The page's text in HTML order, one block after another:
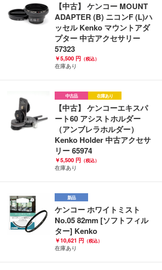
【中古】 ケンコー MOUNT
ADAPTER (B) ニコンF (L)ハ
ッセル Kenko マウントアダ
プター 中古アクセサリー
57323
￥5,500 円 （税込）
在庫あり
中古品 在庫あり
【中古】 ケンコーエキスパ
ート60 アシストホルダー
（アンブレラホルダー）
Kenko Holder 中古アクセサ
リー 65974
￥5,500 円 （税込）
在庫あり
新品
ケンコー ホワイトミスト
No.05 82mm [ソフトフィル
ター] Kenko
￥10,621 円 （税込）
在庫あり